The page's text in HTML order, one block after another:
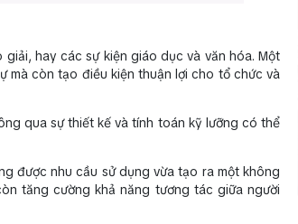
hay các sự kiện giáo dục và văn hóa. Một
mà còn tạo điều kiện thuận lợi cho tổ chức và
qua sự thiết kế và tính toán kỹ lưỡng có thể
được nhu cầu sử dụng vừa tạo ra một không
tăng cường khả năng tương tác giữa người